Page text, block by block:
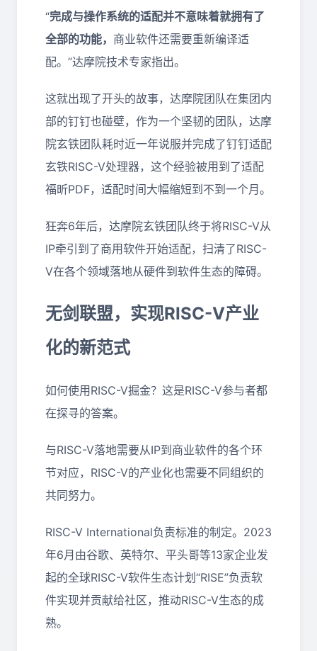
“完成与操作系统的适配并不意味着就拥有了
全部的功能， 商业软件还需要重新编译适
配。”达摩院技术专家指出。
这就出现了开头的故事，达摩院团队在集团内
部的钉钉也碰壁，作为一个坚韧的团队，达摩
院玄铁团队耗时近一年说服并完成了钉钉适配
玄铁RISC-V处理器，这个经验被用到了适配
福昕PDF，适配时间大幅缩短到不到一个月。
狂奔6年后，达摩院玄铁团队终于将RISC-V从
IP牵引到了商用软件开始适配，扫清了RISC-
V在各个领域落地从硬件到软件生态的障碍。
无剑联盟，实现RISC-V产业
化的新范式
如何使用RISC-V掘金？这是RISC-V参与者都
在探寻的答案。
与RISC-V落地需要从IP到商业软件的各个环
节对应，RISC-V的产业化也需要不同组织的
共同努力。
RISC-V International负责标准的制定。2023
年6月由谷歌、英特尔、平头哥等13家企业发
起的全球RISC-V软件生态计划“RISE”负责软
件实现并贡献给社区，推动RISC-V生态的成
熟。